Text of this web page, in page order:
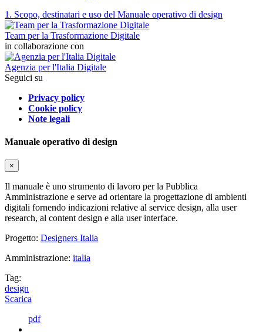
1. Scopo, destinatari e uso del Manuale operativo di design
Team per la Trasformazione Digitale
in collaborazione con
Agenzia per l'Italia Digitale
Seguici su
Privacy policy
Cookie policy
Note legali
Manuale operativo di design
×
Il manuale è uno strumento di lavoro per la Pubblica
Amministrazione e serve ad orientare la progettazione di ambienti
digitali fornendo indicazioni relative al service design, alla user
research, al content design e alla user interface.
Progetto: Designers Italia
Amministrazione: italia
Tag:
design
Scarica
pdf